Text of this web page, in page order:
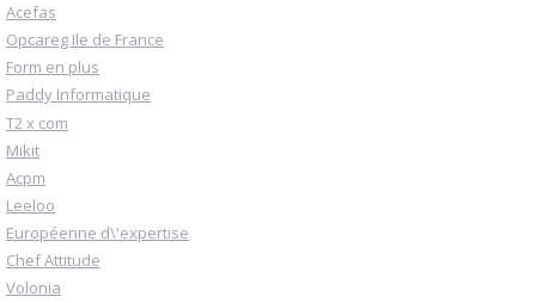
Acefas
Opcareg Ile de France
Form en plus
Paddy Informatique
T2 x com
Mikit
Acpm
Leeloo
Européenne d\'expertise
Chef Attitude
Volonia